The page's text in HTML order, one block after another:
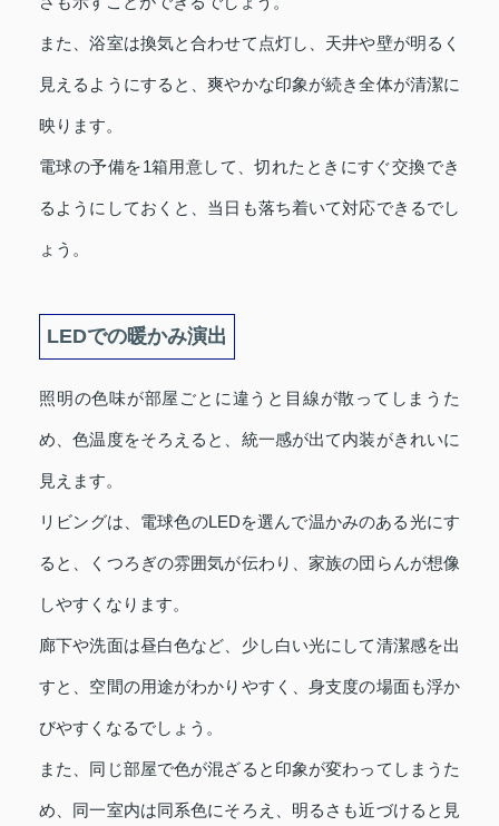
また、浴室は換気と合わせて点灯し、天井や壁が明るく
見えるようにすると、爽やかな印象が続き全体が清潔に
映ります。
電球の予備を1箱用意して、切れたときにすぐ交換でき
るようにしておくと、当日も落ち着いて対応できるでし
ょう。
LEDでの暖かみ演出
照明の色味が部屋ごとに違うと目線が散ってしまうた
め、色温度をそろえると、統一感が出て内装がきれいに
見えます。
リビングは、電球色のLEDを選んで温かみのある光にす
ると、くつろぎの雰囲気が伝わり、家族の団らんが想像
しやすくなります。
廊下や洗面は昼白色など、少し白い光にして清潔感を出
すと、空間の用途がわかりやすく、身支度の場面も浮か
びやすくなるでしょう。
また、同じ部屋で色が混ざると印象が変わってしまうた
め、同一室内は同系色にそろえ、明るさも近づけると見